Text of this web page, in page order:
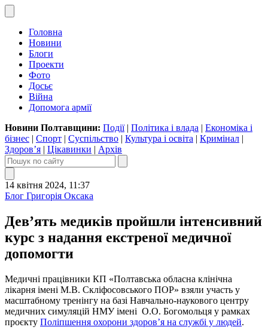
Головна
Новини
Блоги
Проекти
Фото
Досьє
Війна
Допомога армії
Новини Полтавщини: Події| Політика і влада | Економіка і
бізнес | Спорт | Суспільство | Культура і освіта | Кримінал |
Здоров’я | Цікавинки | Архів
14 квітня 2024, 11:37
Блог Григорія Оксака
Девʼять медиків пройшли інтенсивний
курс з надання екстреної медичної
допомогти
Медичні працівники КП «Полтавська обласна клінічна
лікарня імені М.В. Скліфосовського ПОР» взяли участь у
масштабному тренінгу на базі Навчально-наукового центру
медичних симуляцій НМУ імені О.О. Богомольця у рамках
проєкту Поліпшення охорони здоров’я на службі у людей.